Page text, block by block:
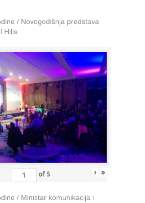
/ Novogodišnja predstava
Hills
of 5 › »
/ Ministar komunikacija i